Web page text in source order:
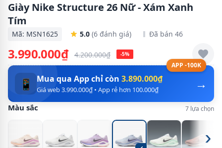
Giày Nike Structure 26 Nữ - Xám Xanh
Tím
Mã: MSN1625 5.0 (6 đánh giá) Đã bán 46
3.990.000₫ 4.200.000₫ -5%
APP -100K
→
📱 Mua qua App chỉ còn 3.890.000₫
Giá web 3.990.000₫ • App rẻ hơn 100.000₫
Màu sắc 7 lựa chọn
›